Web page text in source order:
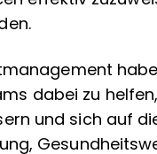
dabei zu helfen,
und sich auf